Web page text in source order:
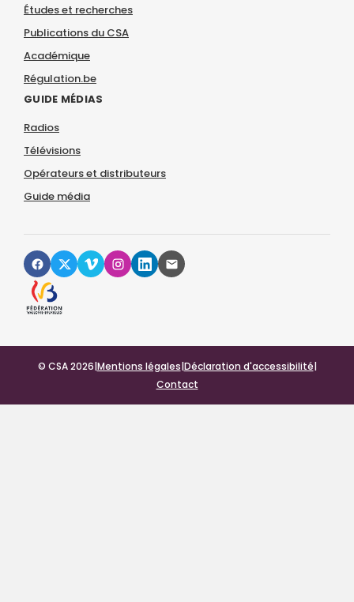
Études et recherches
Publications du CSA
Académique
Régulation.be
GUIDE MÉDIAS
Radios
Télévisions
Opérateurs et distributeurs
Guide média
© CSA 2026|Mentions légales|Déclaration d'accessibilité|
Contact